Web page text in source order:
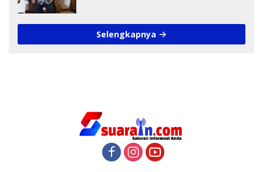
Selengkapnya